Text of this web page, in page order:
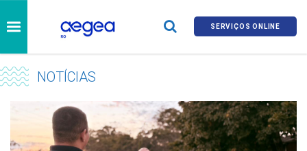
SERVIÇOS ONLINE
NOTÍCIAS